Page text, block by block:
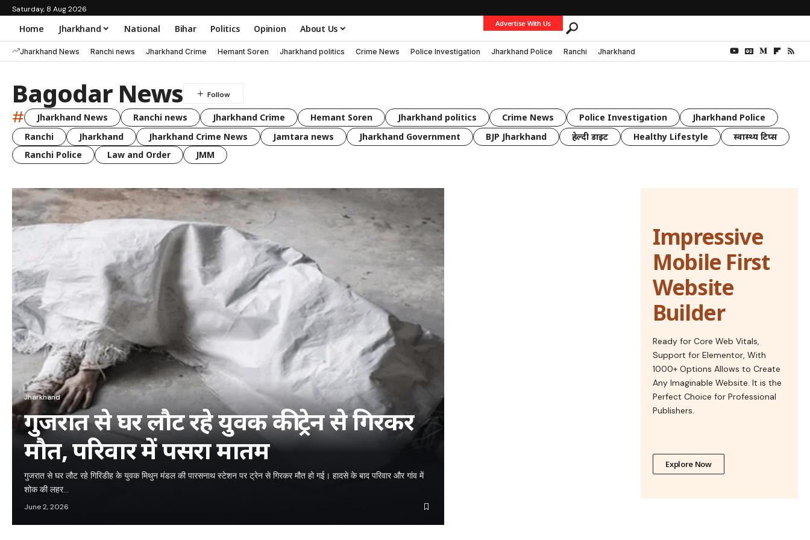
Saturday, 8 Aug 2026
Home Jharkhand National Bihar Politics Opinion About Us Advertise With Us
Jharkhand News Ranchi news Jharkhand Crime Hemant Soren Jharkhand politics Crime News Police Investigation Jharkhand Police Ranchi Jharkhand
Bagodar News
# Jharkhand News Ranchi news Jharkhand Crime Hemant Soren Jharkhand politics Crime News Police Investigation
Jharkhand Police
Ranchi
Jharkhand Jharkhand Crime News Jamtara news Jharkhand Government BJP Jharkhand हेल्दी डाइट Healthy Lifestyle
स्वास्थ्य टिप्स
Ranchi Police
Law and Order JMM
Jharkhand
गुजरात से घर लौट रहे युवक की ट्रेन से गिरकर
मौत, परिवार में पसरा मातम
गुजरात से घर लौट रहे गिरिडीह के युवक मिथुन मंडल की पारसनाथ स्टेशन पर ट्रेन से गिरकर मौत हो गई। हादसे के बाद परिवार और गांव में
शोक की लहर…
June 2, 2026
Impressive
Mobile First
Website
Builder
Ready for Core Web Vitals,
Support for Elementor, With
1000+ Options Allows to Create
Any Imaginable Website. It is the
Perfect Choice for Professional
Publishers.
Explore Now